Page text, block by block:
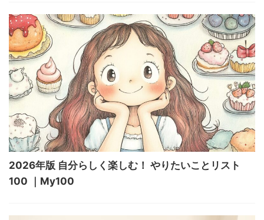
2026年版 自分らしく楽しむ！ やりたいことリスト
100 ｜My100